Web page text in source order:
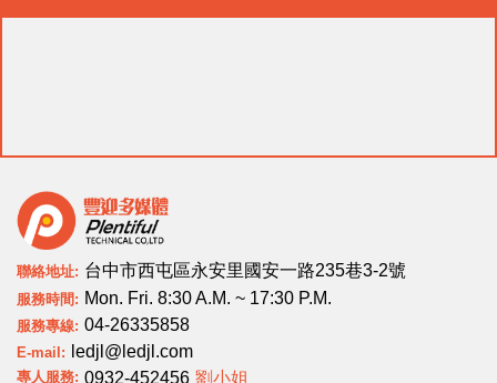
聯絡地址: 台中市西屯區永安里國安一路235巷3-2號
服務時間: Mon. Fri. 8:30 A.M. ~ 17:30 P.M.
服務專線: 04-26335858
E-mail: ledjl@ledjl.com
專人服務: 0932-452456 劉小姐